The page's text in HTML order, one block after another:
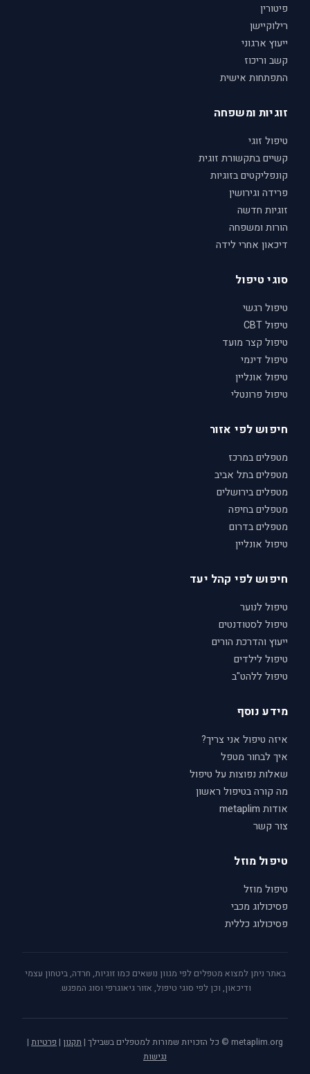
פיטורין
רילוקיישן
ייעוץ ארגוני
קשב וריכוז
התפתחות אישית
זוגיות ומשפחה
טיפול זוגי
קשיים בתקשורת זוגית
קונפליקטים בזוגיות
פרידה וגירושין
זוגיות חדשה
הורות ומשפחה
דיכאון אחרי לידה
סוגי טיפול
טיפול רגשי
טיפול CBT
טיפול קצר מועד
טיפול דינמי
טיפול אונליין
טיפול פרונטלי
חיפוש לפי אזור
מטפלים במרכז
מטפלים בתל אביב
מטפלים בירושלים
מטפלים בחיפה
מטפלים בדרום
טיפול אונליין
חיפוש לפי קהל יעד
טיפול לנוער
טיפול לסטודנטים
ייעוץ והדרכת הורים
טיפול לילדים
טיפול ללהט"ב
מידע נוסף
איזה טיפול אני צריך?
איך לבחור מטפל
שאלות נפוצות על טיפול
מה קורה בטיפול ראשון
אודות metaplim
צור קשר
טיפול מוזל
טיפול מוזל
פסיכולוג מכבי
פסיכולוג כללית
באתר ניתן למצוא מטפלים לפי מגוון נושאים כמו זוגיות, חרדה, ביטחון עצמי
ודיכאון, וכן לפי סוגי טיפול, אזור גיאוגרפי וסוג המפגש.
metaplim.org © כל הזכויות שמורות למטפלים בשבילך | תקנון | פרטיות |
נגישות